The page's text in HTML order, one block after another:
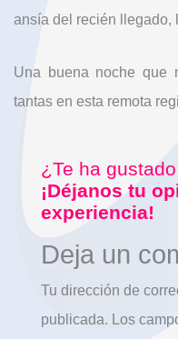
ansía del recién llegado,
Una buena noche que
tantas en esta remota
¿Te ha
¡Déjanos tu
experiencia!
Deja un
Tu dirección de
publicada. Los